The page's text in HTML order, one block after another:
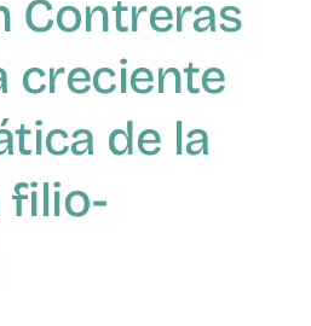
Contreras
creciente
de la
filio-